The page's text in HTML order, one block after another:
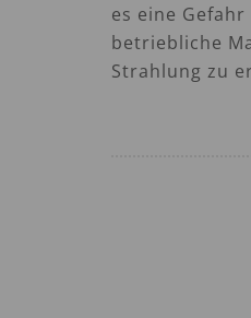
es eine
betriebliche
Strahlung zu